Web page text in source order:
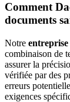
Comment
documents
Notre
combinaison de
assurer la
vérifiée par des
erreurs
exigences